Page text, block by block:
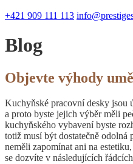
+421 909 111 113
Blog
Objevte výhody
Kuchyňské pracovní desky jsou
a proto byste jejich výběr měli
kuchyňského vybavení byste
totiž musí být dostatečně odolná
neměli zapomínat ani na
se dozvíte v následujících